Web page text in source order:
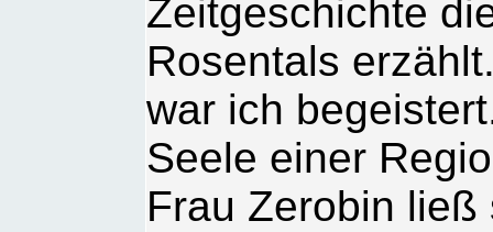
Zeitgeschichte
Rosentals
war ich
Seele einer
Frau Zerobin